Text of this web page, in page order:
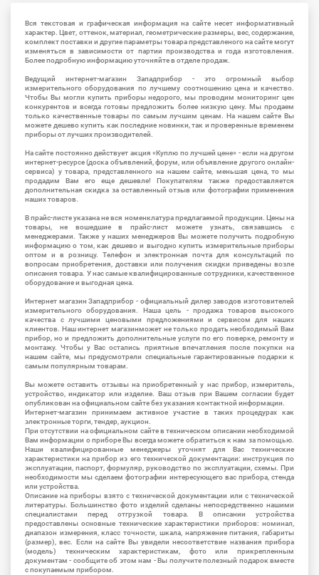
Вся текстовая и графическая информация на сайте несет информативный
характер. Цвет, оттенок, материал, геометрические размеры, вес, содержание,
комплект поставки и другие параметры товара представленого на сайте могут
изменяться в зависимости от партии производства и года изготовления.
Более подробную информацию уточняйте в отделе продаж.
Ведущий интернет-магазин Западприбор - это огромный выбор
измерительного оборудования по лучшему соотношению цена и качество.
Чтобы Вы могли купить приборы недорого, мы проводим мониторинг цен
конкурентов и всегда готовы предложить более низкую цену. Мы продаем
только качественные товары по самым лучшим ценам. На нашем сайте Вы
можете дешево купить как последние новинки, так и проверенные временем
приборы от лучших производителей.
На сайте постоянно действует акция «Куплю по лучшей цене» - если на другом
интернет-ресурсе (доска объявлений, форум, или объявление другого онлайн-
сервиса) у товара, представленного на нашем сайте, меньшая цена, то мы
продадим Вам его еще дешевле! Покупателям также предоставляется
дополнительная скидка за оставленный отзыв или фотографии применения
наших товаров.
В прайс-листе указана не вся номенклатура предлагаемой продукции. Цены на
товары, не вошедшие в прайс-лист можете узнать, связавшись с
менеджерами. Также у наших менеджеров Вы можете получить подробную
информацию о том, как дешево и выгодно купить измерительные приборы
оптом и в розницу. Телефон и электронная почта для консультаций по
вопросам приобретения, доставки или получения скидки приведены возле
описания товара. У нас самые квалифицированные сотрудники, качественное
оборудование и выгодная цена.
Интернет магазин Западприбор - официальный дилер заводов изготовителей
измерительного оборудования. Наша цель - продажа товаров высокого
качества с лучшими ценовыми предложениями и сервисом для наших
клиентов. Наш интернет магазинможет не только продать необходимый Вам
прибор, но и предложить дополнительные услуги по его поверке, ремонту и
монтажу. Чтобы у Вас остались приятные впечатления после покупки на
нашем сайте, мы предусмотрели специальные гарантированные подарки к
самым популярным товарам.
Вы можете оставить отзывы на приобретенный у нас прибор, измеритель,
устройство, индикатор или изделие. Ваш отзыв при Вашем согласии будет
опубликован на официальном сайте без указания контактной информации.
Интернет-магазин принимаем активное участие в таких процедурах как
электронные торги, тендер, аукцион.
При отсутствии на официальном сайте в техническом описании необходимой
Вам информации о приборе Вы всегда можете обратиться к нам за помощью.
Наши квалифицированные менеджеры уточнят для Вас технические
характеристики на прибор из его технической документации: инструкция по
эксплуатации, паспорт, формуляр, руководство по эксплуатации, схемы. При
необходимости мы сделаем фотографии интересующего вас прибора, стенда
или устройства.
Описание на приборы взято с технической документации или с технической
литературы. Большинство фото изделий сделаны непосредственно нашими
специалистами перед отгрузкой товара. В описании устройства
предоставлены основные технические характеристики приборов: номинал,
диапазон измерения, класс точности, шкала, напряжение питания, габариты
(размер), вес. Если на сайте Вы увидели несоответствие названия прибора
(модель) техническим характеристикам, фото или прикрепленным
документам - сообщите об этом нам - Вы получите полезный подарок вместе
с покупаемым прибором.